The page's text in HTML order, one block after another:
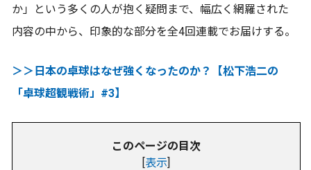
か」という多くの人が抱く疑問まで、幅広く網羅された
内容の中から、印象的な部分を全4回連載でお届けする。
＞＞日本の卓球はなぜ強くなったのか？【松下浩二の
「卓球超観戦術」#3】
このページの目次
[表示]